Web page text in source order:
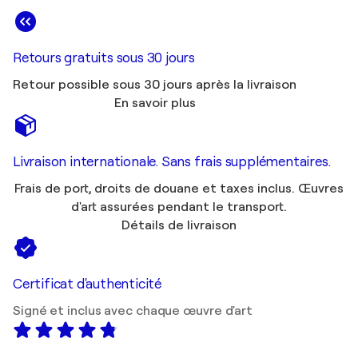
Retours gratuits sous 30 jours
Retour possible sous 30 jours après la livraison
En savoir plus
Livraison internationale. Sans frais supplémentaires.
Frais de port, droits de douane et taxes inclus. Œuvres
d'art assurées pendant le transport.
Détails de livraison
Certificat d'authenticité
Signé et inclus avec chaque œuvre d'art